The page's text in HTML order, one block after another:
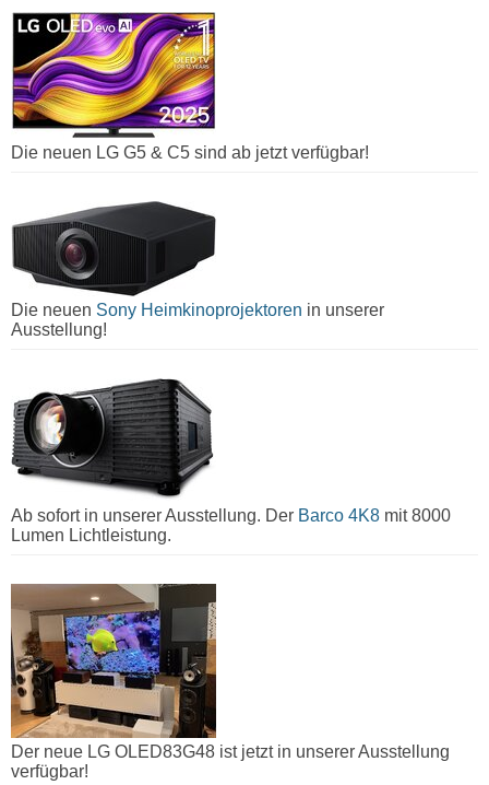
Die neuen LG G5 & C5 sind ab jetzt verfügbar!
Die neuen Sony Heimkinoprojektoren in unserer
Ausstellung!
Ab sofort in unserer Ausstellung. Der Barco 4K8 mit 8000
Lumen Lichtleistung.
Der neue LG OLED83G48 ist jetzt in unserer Ausstellung
verfügbar!